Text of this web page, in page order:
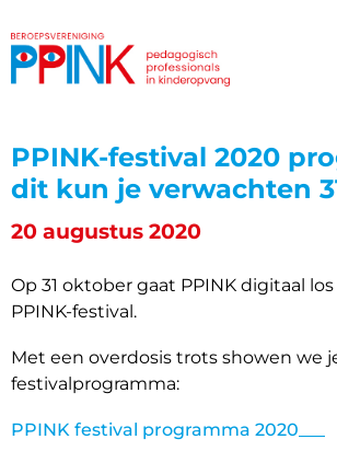
PPINK-festival 2020
dit kun je verwachten
20 augustus 2020
Op 31 oktober gaat PPINK digitaal
PPINK-festival.
Met een overdosis trots showen we
festivalprogramma:
PPINK festival programma 2020___